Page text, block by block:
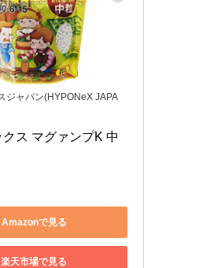
ジャパン(HYPONeX JAPA
ス マグァンプK 中
Amazonで見る
楽天市場で見る